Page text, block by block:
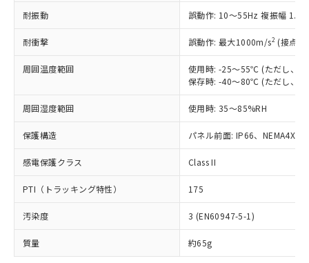
耐振動 誤動作: 10～55Hz 複振幅
耐衝撃 誤動作: 最大1000m/s2 (接点
周囲温度範囲
使用時: -25～55℃ (ただし、氷
保存時: -40～80℃ (ただし、氷
周囲湿度範囲 使用時: 35～85%RH
保護構造 パネル前面: IP66、NEMA4X,
感電保護クラス Class II
PTI（トラッキング特性） 175
汚染度 3 (EN60947-5-1)
質量 約65g
記載している更新日時点での社内デー
タに基づき作成されるものであり、閲
覧された時点での実際の在庫および標
準価格とは異なる場合があることをご
正式な納期状況および標準価格はお客
様のお取引先、またはお客様担当のオ
ムロン制御機器販売店・当社販売員に
オムロン制御機器販売店や当社販売拠
販売ネットワーク
」をご確認
ください。
在庫状況および標準価格結果を当社の
事前の承諾なく第三者に漏洩または開
示しないようお願いします。
マイパーツ機能（部品リスト作成サー
ビス）をご利用いただくには、I-Web
メンバーズにご登録されている必要が
鉛(Pb) 1000ppm以下、 水銀(Hg) 1000ppm以下、 カド
六価クロム(Cr(Ⅵ)) 1000ppm以下、ポリ臭化ビフェニル
類(PBB) 1000ppm以下、ポリ臭化ジフェニルエーテル類
(PBDE) 1000ppm以下、フタル酸ビス(2-エチルヘキシ
ル) (DEHP)(別名：DOP) 1000ppm以下、フタル酸ブチ
ルベンジル（BBP） 1000ppm以下、フタル酸ジブチル
（DBP） 1000ppm以下、フタル酸ジイソブチル
(DIBP) 1000ppm以下
但し、RoHS指令で産業用監視および制御機器に対する
適用除外項目は除く。
フタル酸エステル類の４物質については閾値を超える意
図的な使用がないことを確認しています。
※2 対応予定月
部品在庫の切り替え状況などにより、予定
月が前後することがあります。
*中国RoHS10物質の基準値 (GB/T26572)：
Pb(鉛) :1000ppm、 Hg(水銀) : 1000ppm、 Cd(カドミウ
Cr(Ⅵ)(六価クロム) : 1000ppm、 PBBs(ポリ臭化ビフェ
ニル類) : 1000ppm、 PBDEs(ポリ臭化ジフェニルエーテ
ル) : 1000ppm、
DEHP(フタル酸ビス(2-エチルヘキシル)) : 1000ppm
※2 環境保護使用期限
「ｅ」：有害物質（10物質）のすべてが基
準値以下であることを示します。
「10」：通常の使用状況下において有害物
質が外部に漏えいし、環境に深刻な影響を
及ぼさない年数を意味します。
（以下｢規制貨物等」という）を輸出
または国外への提供する場合は、日本
国政府の輸出許可(または役務取引許
可)を取得するなどの必要な手続きを
当社は規制貨物を破棄する場合は、完
全に破砕するなど、違法に輸出されな
いよう必要な手段を講じます。
当社は貴社製品を、核兵器、ミサイ
ル、化学兵器、生物兵器またはその他
武器並びにこれらの製造装置等に一切
使用いたしません。
当社は、貴社製品を第三者に販売する
場合は、上記1、2および3の内容を当
該第三者に通知します。また当社は、
販売先および販売に係わる関係者が違
法に輸出するおそれがある場合は、取
り引きをいたしません。
○ 一定数以上の在庫あり
△ 一定数には満たないが在庫あり
在庫なし(最新の在庫状況につ
いては、お客様のお取引先、ま
たはお客様担当のオムロン制御
機器販売店・当社販売員にご確
認ください)
受注生産機種、また在庫状況の
情報を公開していない機種